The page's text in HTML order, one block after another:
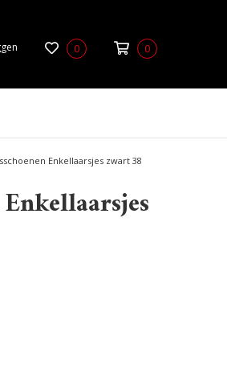
0 0
Enkellaarsjes zwart 38